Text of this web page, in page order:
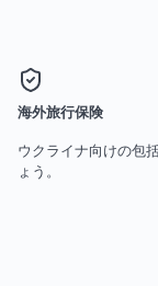
海外旅行保険
ウクライナ向けの包
ょう。